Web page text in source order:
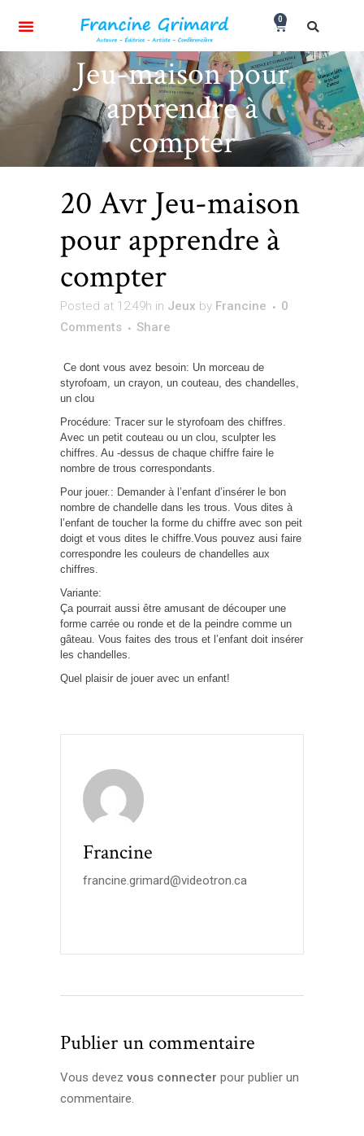
0
Jeu-maison pour
apprendre à
compter
20 Avr Jeu-maison
pour apprendre à
compter
Posted at 12:49h in Jeux by Francine
0
Comments
Share
Ce dont vous avez besoin: Un morceau de
styrofoam, un crayon, un couteau, des chandelles,
un clou
Procédure: Tracer sur le styrofoam des chiffres.
Avec un petit couteau ou un clou, sculpter les
chiffres. Au -dessus de chaque chiffre faire le
nombre de trous correspondants.
Pour jouer.: Demander à l’enfant d’insérer le bon
nombre de chandelle dans les trous. Vous dites à
l’enfant de toucher la forme du chiffre avec son peit
doigt et vous dites le chiffre.Vous pouvez ausi faire
correspondre les couleurs de chandelles aux
chiffres.
Variante:
Ça pourrait aussi être amusant de découper une
forme carrée ou ronde et de la peindre comme un
gâteau. Vous faites des trous et l’enfant doit insérer
les chandelles.
Quel plaisir de jouer avec un enfant!
Francine
francine.grimard@videotron.ca
Publier un commentaire
Vous devez vous connecter pour publier un
commentaire.